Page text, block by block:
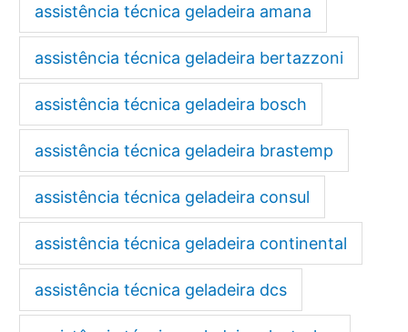
assistência técnica geladeira amana
assistência técnica geladeira bertazzoni
assistência técnica geladeira bosch
assistência técnica geladeira brastemp
assistência técnica geladeira consul
assistência técnica geladeira continental
assistência técnica geladeira dcs